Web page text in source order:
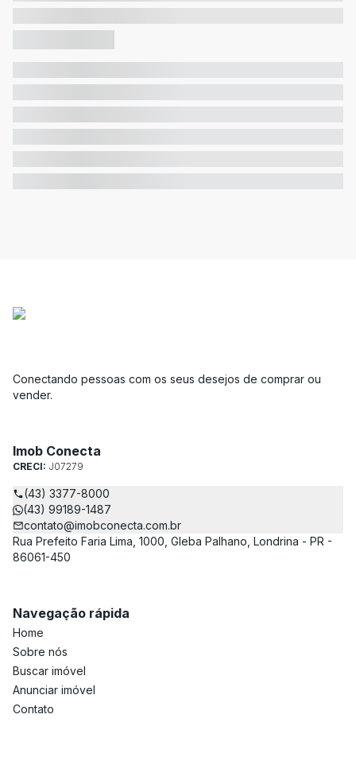
Conectando pessoas com os seus desejos de comprar ou
vender.
Imob Conecta
CRECI: J07279
(43) 3377-8000
(43) 99189-1487
contato@imobconecta.com.br
Rua Prefeito Faria Lima, 1000, Gleba Palhano, Londrina - PR -
86061-450
Navegação rápida
Home
Sobre nós
Buscar imóvel
Anunciar imóvel
Contato